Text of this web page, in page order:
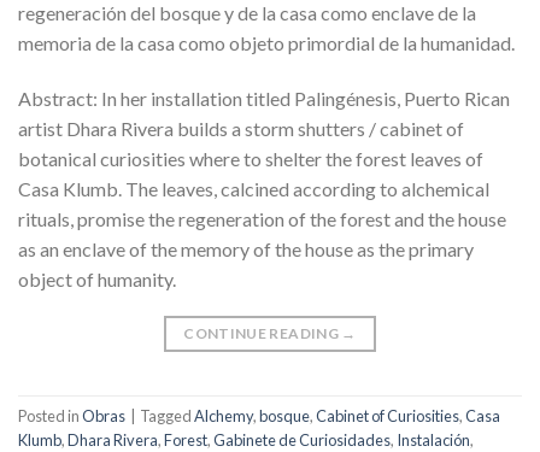
regeneración del bosque y de la casa como enclave de la
memoria de la casa como objeto primordial de la humanidad.
Abstract: In her installation titled Palingénesis, Puerto Rican
artist Dhara Rivera builds a storm shutters / cabinet of
botanical curiosities where to shelter the forest leaves of
Casa Klumb. The leaves, calcined according to alchemical
rituals, promise the regeneration of the forest and the house
as an enclave of the memory of the house as the primary
object of humanity.
CONTINUE READING →
Posted inObras TaggedAlchemy,bosque,Cabinet of Curiosities,Casa
Klumb,Dhara Rivera,Forest,Gabinete de Curiosidades, Instalación,